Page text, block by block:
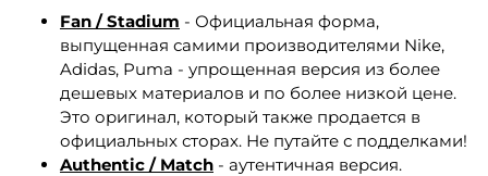
Fan / Stadium - Официальная форма,
выпущенная самими производителями Nike,
Adidas, Puma - упрощенная версия из более
дешевых материалов и по более низкой цене.
Это оригинал, который также продается в
официальных сторах. Не путайте с подделками!
Authentic / Match - аутентичная версия.